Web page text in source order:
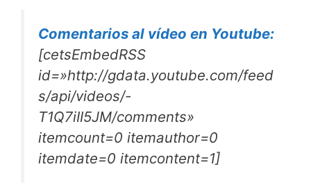
Comentarios al vídeo en Youtube:
[cetsEmbedRSS
id=»http://gdata.youtube.com/feed
s/api/videos/-
T1Q7iII5JM/comments»
itemcount=0 itemauthor=0
itemdate=0 itemcontent=1]